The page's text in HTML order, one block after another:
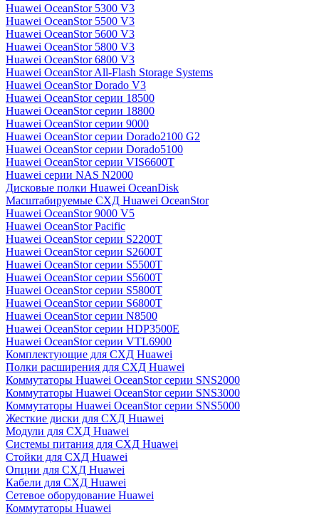
Huawei OceanStor 5300 V3
Huawei OceanStor 5500 V3
Huawei OceanStor 5600 V3
Huawei OceanStor 5800 V3
Huawei OceanStor 6800 V3
Huawei OceanStor All-Flash Storage Systems
Huawei OceanStor Dorado V3
Huawei OceanStor серии 18500
Huawei OceanStor серии 18800
Huawei OceanStor серии 9000
Huawei OceanStor серии Dorado2100 G2
Huawei OceanStor серии Dorado5100
Huawei OceanStor серии VIS6600T
Huawei серии NAS N2000
Дисковые полки Huawei OceanDisk
Масштабируемые СХД Huawei OceanStor
Huawei OceanStor 9000 V5
Huawei OceanStor Pacific
Huawei OceanStor серии S2200T
Huawei OceanStor серии S2600T
Huawei OceanStor серии S5500T
Huawei OceanStor серии S5600T
Huawei OceanStor серии S5800T
Huawei OceanStor серии S6800T
Huawei OceanStor серии N8500
Huawei OceanStor серии HDP3500E
Huawei OceanStor серии VTL6900
Комплектующие для СХД Huawei
Полки расширения для СХД Huawei
Коммутаторы Huawei OceanStor серии SNS2000
Коммутаторы Huawei OceanStor серии SNS3000
Коммутаторы Huawei OceanStor серии SNS5000
Жесткие диски для СХД Huawei
Модули для СХД Huawei
Системы питания для СХД Huawei
Стойки для СХД Huawei
Опции для СХД Huawei
Кабели для СХД Huawei
Сетевое оборудование Huawei
Коммутаторы Huawei